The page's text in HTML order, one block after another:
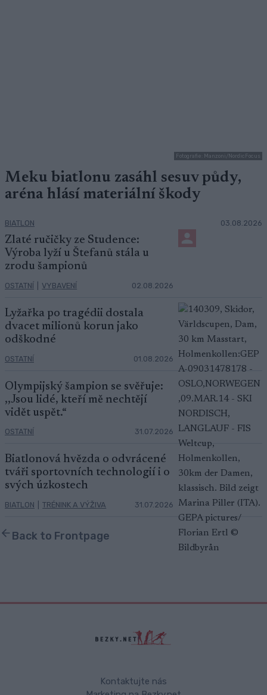
Fotografie: Manzoni/NordicFocus
Meku biatlonu zasáhl sesuv půdy,
aréna hlásí materiální škody
BIATLON 03.08.2026
Zlaté ručičky ze Studence:
Výroba lyží u Štefanů stála u
zrodu šampionů
OSTATNÍ VYBAVENÍ 02.08.2026
Lyžařka po tragédii dostala
dvacet milionů korun jako
odškodné
OSTATNÍ 01.08.2026
Olympijský šampion se svěřuje:
,,Jsou lidé, kteří mě nechtějí
vidět uspět.“
OSTATNÍ 31.07.2026
Biatlonová hvězda o odvrácené
tváři sportovních technologií i o
svých úzkostech
BIATLON TRÉNINK A VÝŽIVA 31.07.2026
Back to Frontpage
Kontaktujte nás